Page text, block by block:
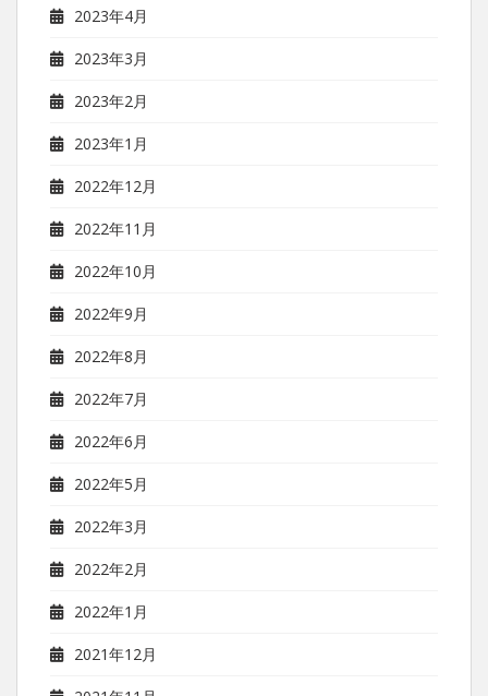
2023年4月
2023年3月
2023年2月
2023年1月
2022年12月
2022年11月
2022年10月
2022年9月
2022年8月
2022年7月
2022年6月
2022年5月
2022年3月
2022年2月
2022年1月
2021年12月